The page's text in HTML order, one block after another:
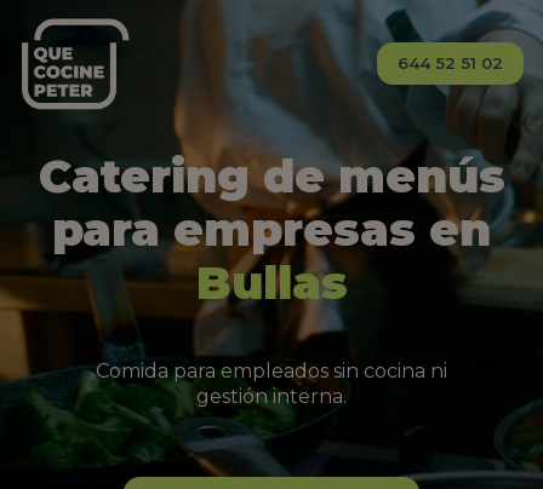
644 52 51 02
Catering de menús
para empresas en
Bullas
Comida para empleados sin cocina ni
gestión interna.